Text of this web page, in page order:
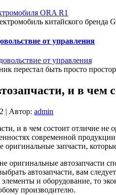
китайского бренда
от управления
перестал быть просто
и в чем
| Автор: admin
современной
оригинальные запчасти,
оригинальные автозапчасти
автозапчасти, вам
и оборудование, то
производителю.